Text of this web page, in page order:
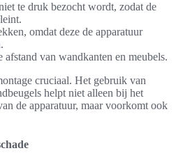
te druk bezocht wordt, zodat de
omdat deze de apparatuur
afstand van wandkanten en meubels.
cruciaal. Het gebruik van
helpt niet alleen bij het
de apparatuur, maar voorkomt ook